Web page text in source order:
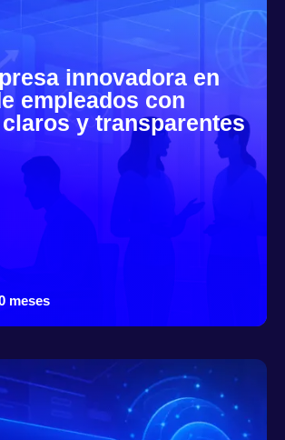
innovadora en
empleados con
y transparentes
meses